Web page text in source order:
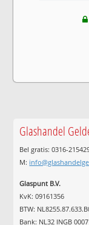
Glashandel
Bel gratis: 0316-
M:
Glaspunt B.V.
KvK: 09161356
BTW:
Bank: NL32 INGB